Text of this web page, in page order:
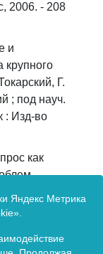
2006. - 208
и
крупного
Г.
; под науч.
: Изд-во
как
Яндекс Метрика